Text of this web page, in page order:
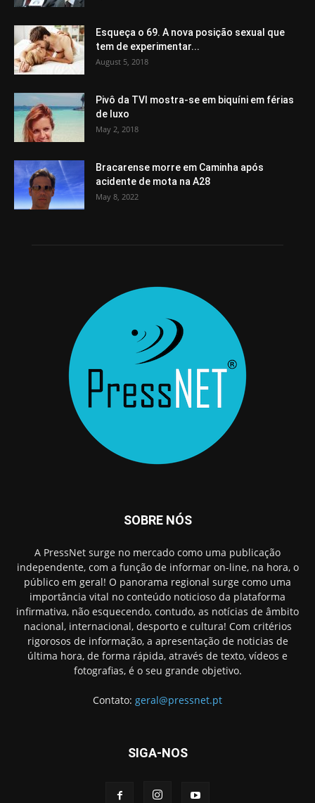
Esqueça o 69. A nova posição sexual que
tem de experimentar...
August 5, 2018
Pivô da TVI mostra-se em biquíni em férias
de luxo
May 2, 2018
Bracarense morre em Caminha após
acidente de mota na A28
May 8, 2022
SOBRE NÓS
A PressNet surge no mercado como uma publicação
independente, com a função de informar on-line, na hora, o
público em geral! O panorama regional surge como uma
importância vital no conteúdo noticioso da plataforma
infirmativa, não esquecendo, contudo, as notícias de âmbito
nacional, internacional, desporto e cultura! Com critérios
rigorosos de informação, a apresentação de noticias de
última hora, de forma rápida, através de texto, vídeos e
fotografias, é o seu grande objetivo.
Contato: geral@pressnet.pt
SIGA-NOS